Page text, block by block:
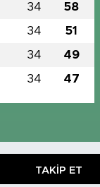
34 58
34 51
34 49
34 47
TAKIP ET